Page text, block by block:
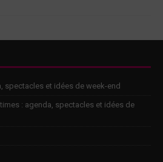
spectacles et idées de week-end
: agenda, spectacles et idées de